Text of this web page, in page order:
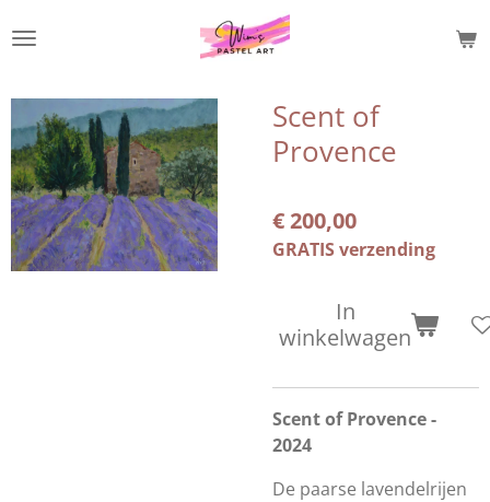
direct
de
hoofdinhoud
Scent of
Provence
€ 200,00
GRATIS verzending
In
winkelwagen
Scent of Provence -
2024
De paarse lavendelrijen